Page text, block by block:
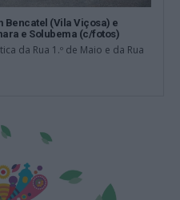
Bencatel (Vila Viçosa) e
e Solubema (c/fotos)
da Rua 1.º de Maio e da Rua